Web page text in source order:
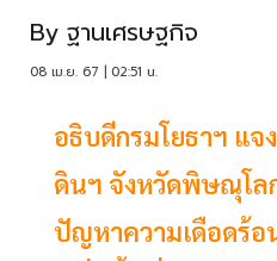
By ฐานเศรษฐกิจ
08 เม.ย. 67 | 02:51 น.
อธิบดีกรมโยธาฯ แจ
ดินฯ จังหวัดพิษณุโล
ปัญหาความเดือดร้